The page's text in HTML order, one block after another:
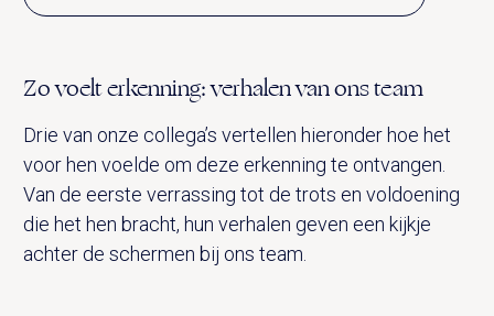
Zo voelt erkenning: verhalen van ons team
Drie van onze collega’s vertellen hieronder hoe het
voor hen voelde om deze erkenning te ontvangen.
Van de eerste verrassing tot de trots en voldoening
die het hen bracht, hun verhalen geven een kijkje
achter de schermen bij ons team.